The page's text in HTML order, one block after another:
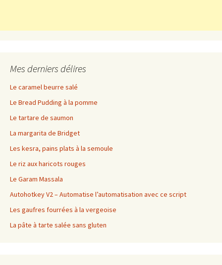
Mes derniers délires
Le caramel beurre salé
Le Bread Pudding à la pomme
Le tartare de saumon
La margarita de Bridget
Les kesra, pains plats à la semoule
Le riz aux haricots rouges
Le Garam Massala
Autohotkey V2 – Automatise l’automatisation avec ce script
Les gaufres fourrées à la vergeoise
La pâte à tarte salée sans gluten